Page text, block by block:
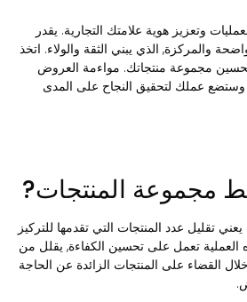
وتعزيز هوية علامتك التجارية. يقدر
والمركزة, الذي يبني الثقة والولاء. اتخذ
مجموعة منتجاتك. مواءمة العروض
عملك لتحقيق النجاح على المدى
مجموعة المنتجات?
عدد المنتجات التي تقدمها للتركيز
تعمل على تحسين الكفاءة, يقلل من
القضاء على المنتجات الزائدة عن الحاجة